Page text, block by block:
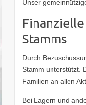
Unser
Stamms
Durch
Stamm unterstützt.
Familien an allen
Bei Lagern und